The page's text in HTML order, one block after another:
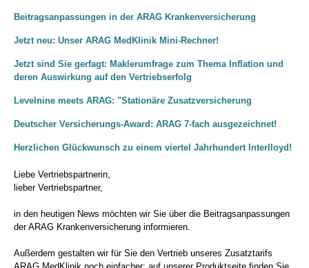
Beitragsanpassungen in der ARAG Krankenversicherung
Jetzt neu: Unser ARAG MedKlinik Mini-Rechner!
Jetzt sind Sie gerfagt: Maklerumfrage zum Thema Inflation und
deren Auswirkung auf den Vertriebserfolg
Levelnine meets ARAG: "Stationäre Zusatzversicherung
Deutscher Versicherungs-Award: ARAG 7-fach ausgezeichnet!
Herzlichen Glückwunsch zu einem viertel Jahrhundert Interlloyd!
Liebe Vertriebspartnerin,
lieber Vertriebspartner,
in den heutigen News möchten wir Sie über die Beitragsanpassungen
der ARAG Krankenversicherung informieren.
Außerdem gestalten wir für Sie den Vertrieb unseres Zusatztarifs